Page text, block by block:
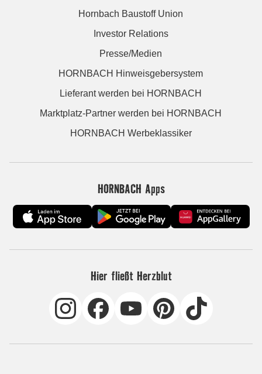
Hornbach Baustoff Union
Investor Relations
Presse/Medien
HORNBACH Hinweisgebersystem
Lieferant werden bei HORNBACH
Marktplatz-Partner werden bei HORNBACH
HORNBACH Werbeklassiker
HORNBACH Apps
Hier fließt Herzblut